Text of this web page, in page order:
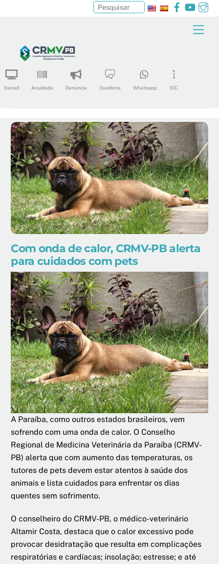
content
Facebook
Siscad Anuidade Denúncia Ouvidoria Whatsapp SIC
Pesquisar
Com onda de calor, CRMV-PB alerta
para cuidados com pets
A Paraíba, como outros estados brasileiros, vem
sofrendo com uma onda de calor. O Conselho
Regional de Medicina Veterinária da Paraíba (CRMV-
PB) alerta que com aumento das temperaturas, os
tutores de pets devem estar atentos à saúde dos
animais e lista cuidados para enfrentar os dias
quentes sem sofrimento.
O conselheiro do CRMV-PB, o médico-veterinário
Altamir Costa, destaca que o calor excessivo pode
provocar desidratação que resulta em complicações
respiratórias e cardíacas; insolação; estresse; e até